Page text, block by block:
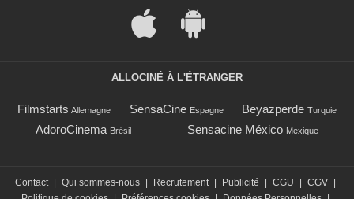
ALLOCINÉ À L'ÉTRANGER
Filmstarts Allemagne SensaCine Espagne Beyazperde Turquie
AdoroCinema Brésil Sensacine México Mexique
Contact Qui sommes-nous Recrutement Publicité CGU CGV